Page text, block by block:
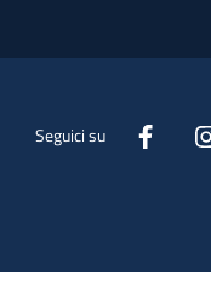
Seguici su